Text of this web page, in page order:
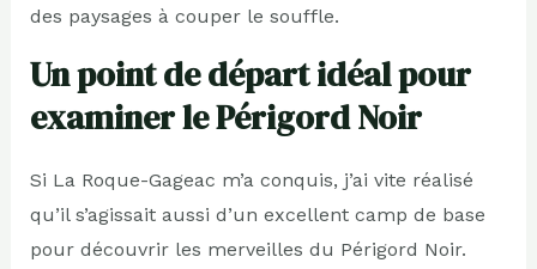
des paysages à couper le souffle.
Un point de départ idéal pour
examiner le Périgord Noir
Si La Roque-Gageac m’a conquis, j’ai vite réalisé
qu’il s’agissait aussi d’un excellent camp de base
pour découvrir les merveilles du Périgord Noir.